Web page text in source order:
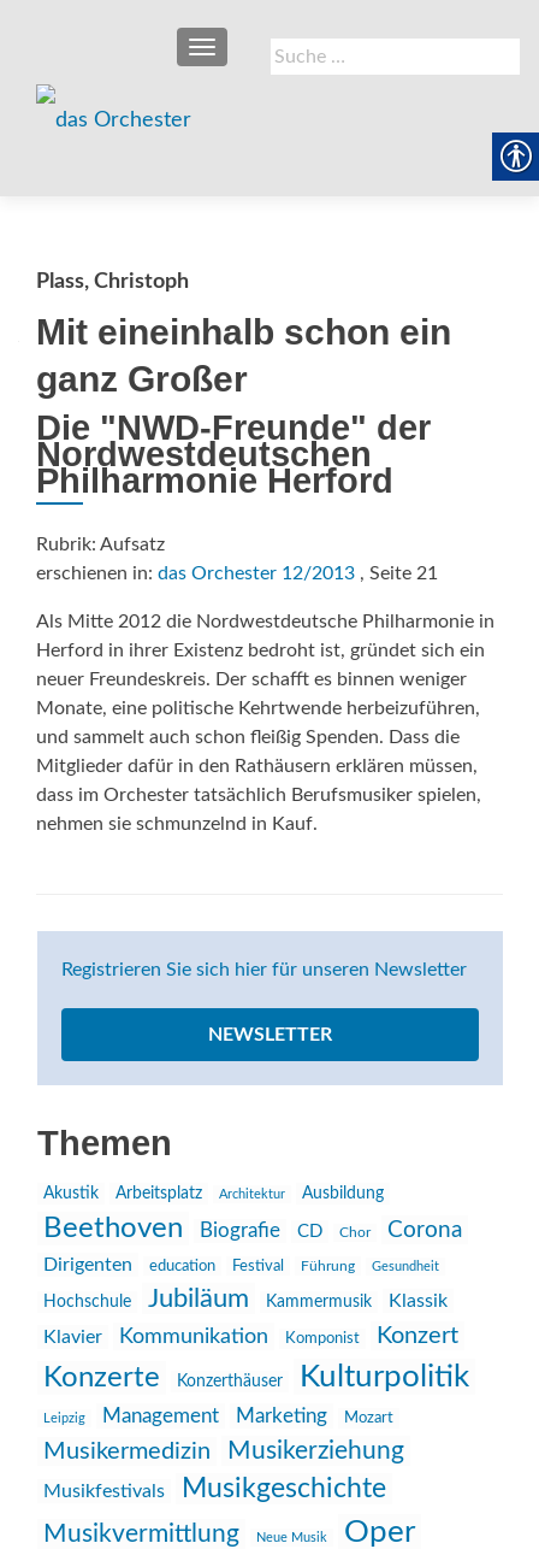
Suche
nach:
SCHALTE NAVIGATION
Plass, Christoph
Mit eineinhalb schon ein
ganz Großer
Die "NWD-Freunde" der
Nordwestdeutschen
Philharmonie Herford
Rubrik: Aufsatz
erschienen in: das Orchester 12/2013 , Seite 21
Als Mitte 2012 die Nordwestdeutsche Philharmonie in
Herford in ihrer Existenz bedroht ist, gründet sich ein
neuer Freundeskreis. Der schafft es binnen weniger
Monate, eine politische Kehrtwende herbeizuführen,
und sammelt auch schon fleißig Spenden. Dass die
Mitglieder dafür in den Rathäusern erklären müssen,
dass im Orchester tatsächlich Berufsmusiker spielen,
nehmen sie schmunzelnd in Kauf.
Registrieren Sie sich hier für unseren Newsletter
NEWSLETTER
Themen
Akustik Arbeitsplatz Architektur Ausbildung
Beethoven Biografie CD Chor Corona
Dirigenten education Festival Führung Gesundheit
Hochschule Jubiläum Kammermusik
Klassik
Klavier
Kommunikation Komponist Konzert
Konzerte Konzerthäuser Kulturpolitik
Leipzig Management Marketing Mozart
Musikermedizin Musikerziehung
Musikfestivals Musikgeschichte
Musikvermittlung Neue Musik Oper